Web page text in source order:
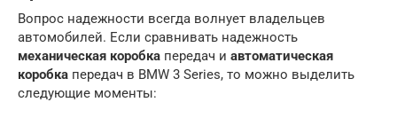
Вопрос надежности всегда волнует владельцев
автомобилей. Если сравнивать надежность
механическая коробка передач и автоматическая
коробка передач в BMW 3 Series, то можно выделить
следующие моменты: